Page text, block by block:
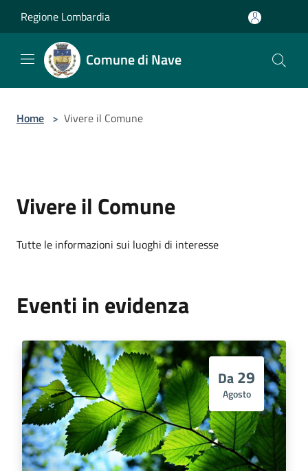
Regione Lombardia
Comune di Nave
Home > Vivere il Comune
Vivere il Comune
Tutte le informazioni sui luoghi di interesse
Eventi in evidenza
Da29
Agosto